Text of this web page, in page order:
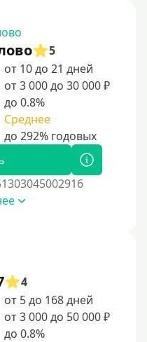
5
от 10 до 21 дней
от 3 000 до 30 000 ₽
до 0.8%
Среднее
4
от 5 до 168 дней
от 3 000 до 50 000 ₽
до 0.8%